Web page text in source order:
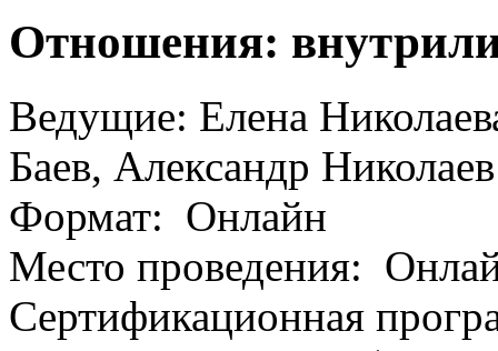
Отношения:
Ведущие: Елена
Баев, Александр Николаев
Формат: Онлайн
Место проведения:
Сертификационная